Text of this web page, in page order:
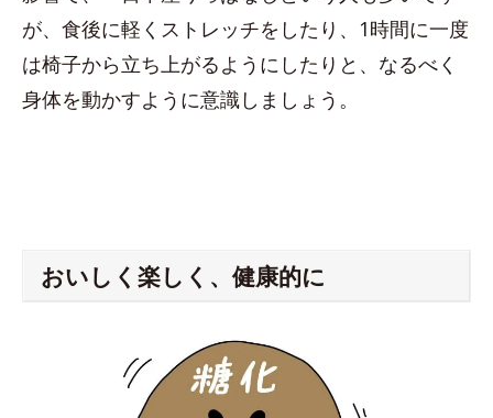
が、食後に軽くストレッチをしたり、1時間に一度
は椅子から立ち上がるようにしたりと、なるべく
身体を動かすように意識しましょう。
おいしく楽しく、健康的に